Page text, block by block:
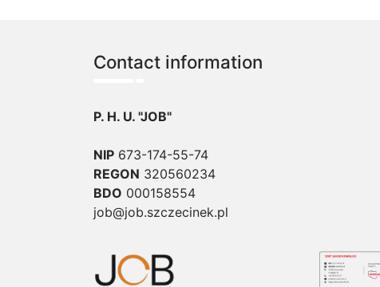
Contact information
P. H. U. "JOB"
NIP 673-174-55-74
REGON 320560234
BDO 000158554
job@job.szczecinek.pl